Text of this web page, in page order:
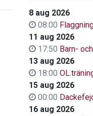
8 aug 2026
08:00
11 aug 2026
17:50 Barn-
13 aug 2026
18:00
15 aug 2026
00:00
16 aug 2026